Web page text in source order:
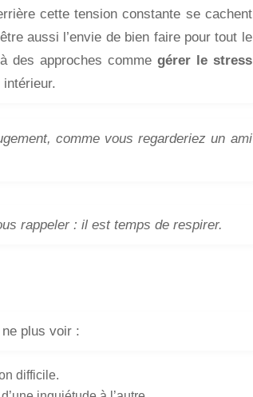
cette tension constante se cachent
aussi l’envie de bien faire pour tout le
des approches comme gérer le stress
comme vous regarderiez un ami
rappeler : il est temps de respirer.
plus voir :
difficile.